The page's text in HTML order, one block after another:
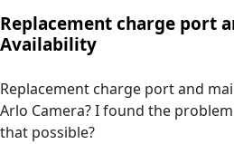
Replacement charge port
Availability
Replacement charge port and
Arlo Camera? I found the
that possible?